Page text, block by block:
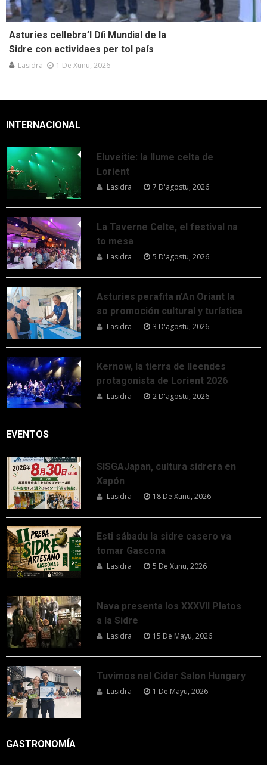
Asturies cellebra’l Díi Mundial de la
Sidre con actividaes per tol país
Lasidra 1 De Xunu, 2026
INTERNACIONAL
Eluveitie: la llume celta de
Lorient
Lasidra 7 D'agostu, 2026
La Taverne Celte, el festival na
to mesa
Lasidra 5 D'agostu, 2026
Asturies perafita n’An Oriant la
so promoción cultural y turística
Lasidra 3 D'agostu, 2026
Kernow, la tierra de lleendes
protagonista de Lorient 2026
Lasidra 2 D'agostu, 2026
EVENTOS
SISGAJapan, cultura sidrera en
Xapón
Lasidra 18 De Xunu, 2026
Esti sábadu la sidre casero va
tomar Gascona
Lasidra 5 De Xunu, 2026
Nava presenta los XXXVII Platos
a la Sidre
Lasidra 15 De Mayu, 2026
Tuvimos nel Cider Salon Hungary
Lasidra 1 De Mayu, 2026
GASTRONOMÍA